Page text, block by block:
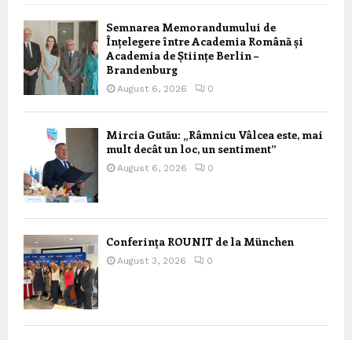
Semnarea Memorandumului de
Înțelegere între Academia Română și
Academia de Științe Berlin –
Brandenburg
August 6, 2026 0
Mircia Gutău: „Râmnicu Vâlcea este, mai
mult decât un loc, un sentiment”
August 6, 2026 0
Conferința ROUNIT de la München
August 3, 2026 0